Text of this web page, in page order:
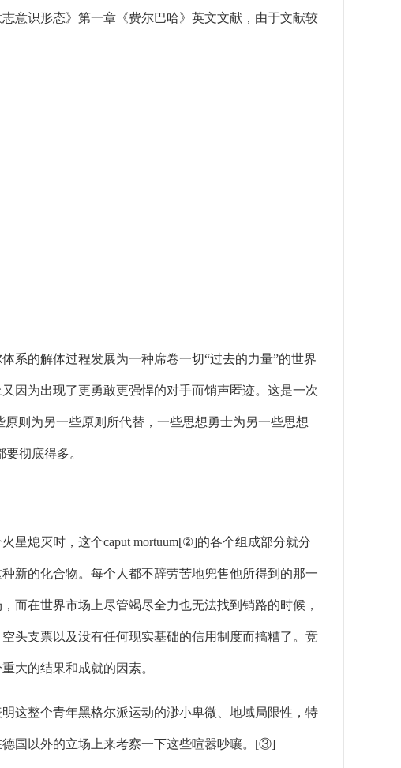
意识形态》第一章《费尔巴哈》英文文献，由于文献较
的解体过程发展为一种席卷一切“过去的力量”的世界
因为出现了更勇敢更强悍的对手而销声匿迹。这是一次
则为另一些原则所代替，一些思想勇士为另一些思想
彻底得多。
熄灭时，这个caput mortuum[②]的各个组成部分就分
新的化合物。每个人都不辞劳苦地兜售他所得到的那一
而在世界市场上尽管竭尽全力也无法找到销路的时候，
头支票以及没有任何现实基础的信用制度而搞糟了。竞
大的结果和成就的因素。
整个青年黑格尔派运动的渺小卑微、地域局限性，特
国以外的立场上来考察一下这些喧嚣吵嚷。[③]